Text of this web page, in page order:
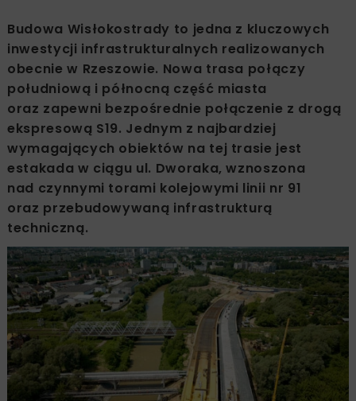
Budowa Wisłokostrady to jedna z kluczowych
inwestycji infrastrukturalnych realizowanych
obecnie w Rzeszowie. Nowa trasa połączy
południową i północną część miasta
oraz zapewni bezpośrednie połączenie z drogą
ekspresową S19. Jednym z najbardziej
wymagających obiektów na tej trasie jest
estakada w ciągu ul. Dworaka, wznoszona
nad czynnymi torami kolejowymi linii nr 91
oraz przebudowywaną infrastrukturą
techniczną.